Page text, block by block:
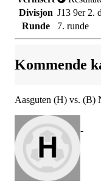
Divisjon J13 9er 2.
Runde
7. runde
Kommende
Aasguten (H) vs. (B)
-